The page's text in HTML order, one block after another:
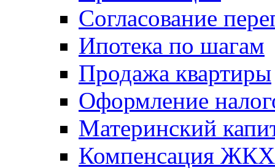
Согласование
Ипотека по шагам
Продажа квартиры
Оформление
Материнский
Компенсация ЖКХ